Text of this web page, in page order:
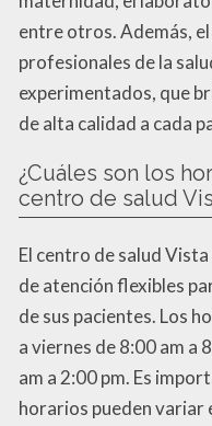
entre otros. Además,
profesionales de la
experimentados, que
de alta calidad a cada
¿Cuáles son los
centro de salud
El centro de salud
de atención flexibles
de sus pacientes. Los
a viernes de 8:00 am a
am a 2:00 pm. Es
horarios pueden variar